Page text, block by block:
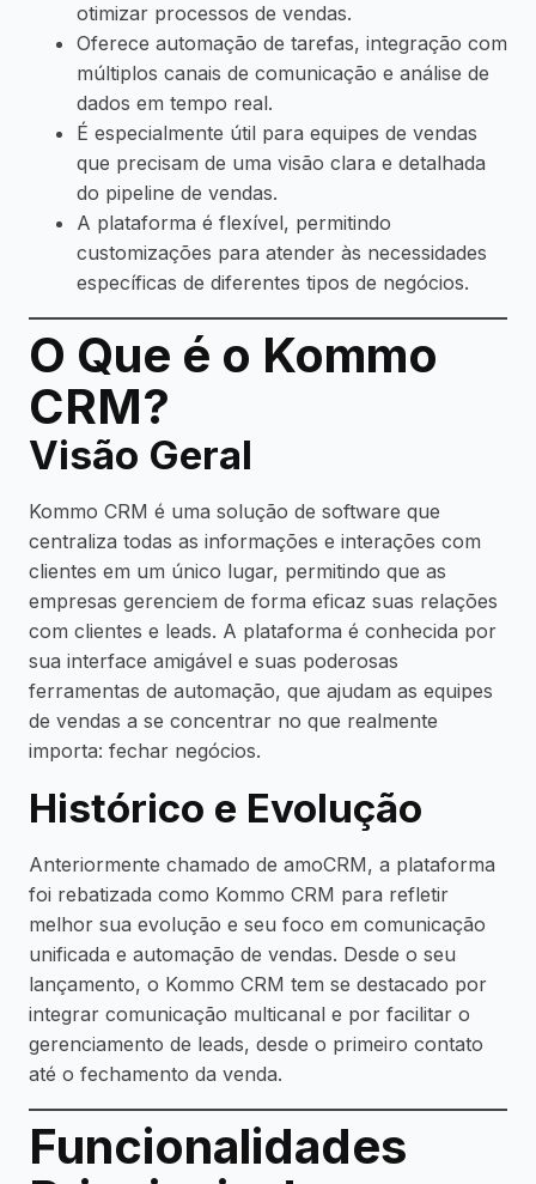
otimizar processos de vendas.
Oferece automação de tarefas, integração com
múltiplos canais de comunicação e análise de
dados em tempo real.
É especialmente útil para equipes de vendas
que precisam de uma visão clara e detalhada
do pipeline de vendas.
A plataforma é flexível, permitindo
customizações para atender às necessidades
específicas de diferentes tipos de negócios.
O Que é o Kommo
CRM?
Visão Geral
Kommo CRM é uma solução de software que
centraliza todas as informações e interações com
clientes em um único lugar, permitindo que as
empresas gerenciem de forma eficaz suas relações
com clientes e leads. A plataforma é conhecida por
sua interface amigável e suas poderosas
ferramentas de automação, que ajudam as equipes
de vendas a se concentrar no que realmente
importa: fechar negócios.
Histórico e Evolução
Anteriormente chamado de amoCRM, a plataforma
foi rebatizada como Kommo CRM para refletir
melhor sua evolução e seu foco em comunicação
unificada e automação de vendas. Desde o seu
lançamento, o Kommo CRM tem se destacado por
integrar comunicação multicanal e por facilitar o
gerenciamento de leads, desde o primeiro contato
até o fechamento da venda.
Funcionalidades